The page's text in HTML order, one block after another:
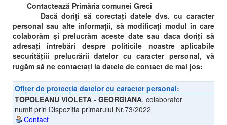
Contactează Primăria comunei Greci
Dacă doriți să corectați datele dvs. cu caracter
personal sau alte informații, să modificați modul în care
colaborăm și prelucrăm aceste date sau daca doriți să
adresați întrebări despre politicile noastre aplicabile
securitățiii prelucrării datelor cu caracter personal, vă
rugăm să ne contactați la datele de contact de mai jos:
Ofițer de protecția datelor cu caracter personal:
TOPOLEANU VIOLETA - GEORGIANA, colaborator
numit prin Dispoziția primarului Nr.73/2022
Contact